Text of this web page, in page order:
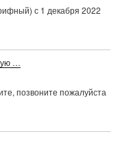
с 1 декабря 2022
…
позвоните пожалуйста